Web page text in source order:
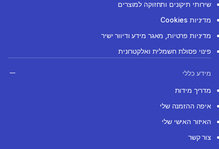
שירותי תיקונים ותחזוקה למוצרים
מדיניות Cookies
מדיניות פרטיות, מאגר מידע ודיוור ישיר
פינוי פסולת חשמלית ואלקטרונית
מידע כללי
מדריך מידות
איפה ההזמנה שלי
האיזור האישי שלי
צור קשר